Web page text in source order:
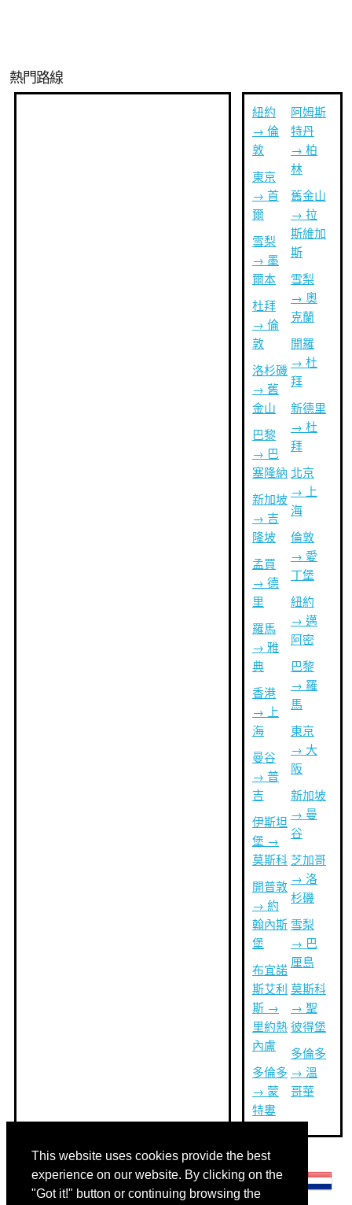
This website uses cookies provide the best
experience on our website. By clicking on the
"Got it!" button or continuing browsing the
熱門路線
紐約
→ 倫
敦
東京
→ 首
爾
雪梨
→ 墨
爾本
杜拜
→ 倫
敦
洛杉磯
→ 舊
金山
巴黎
→ 巴
塞隆納
新加坡
→ 吉
隆坡
孟買
→ 德
里
羅馬
→ 雅
典
香港
→ 上
海
曼谷
→ 普
吉
伊斯坦
堡 →
莫斯科
開普敦
→ 約
翰內斯
堡
布宜諾
斯艾利
斯 →
里約熱
內盧
多倫多
→ 蒙
特婁
阿姆斯
特丹
→ 柏
林
舊金山
→ 拉
斯維加
斯
雪梨
→ 奧
克蘭
開羅
→ 杜
拜
新德里
→ 杜
拜
北京
→ 上
海
倫敦
→ 愛
丁堡
紐約
→ 邁
阿密
巴黎
→ 羅
馬
東京
→ 大
阪
新加坡
→ 曼
谷
芝加哥
→ 洛
杉磯
雪梨
→ 巴
厘島
莫斯科
→ 聖
彼得堡
多倫多
→ 溫
哥華
其他語言: